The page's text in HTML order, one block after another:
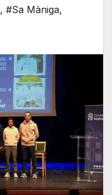
, #Sa Màniga,